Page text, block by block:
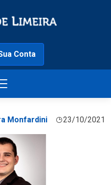
Conta
Monfardini 23/10/2021